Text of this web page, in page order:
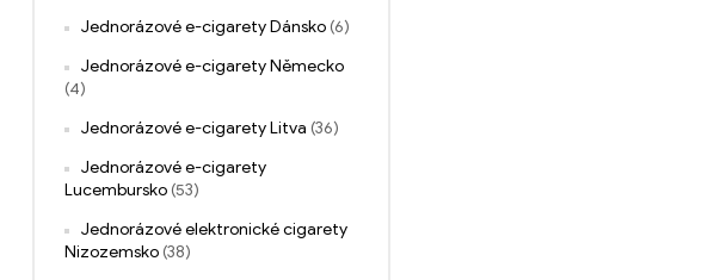
Jednorázové e-cigarety Dánsko (6)
Jednorázové e-cigarety Německo
(4)
Jednorázové e-cigarety Litva (36)
Jednorázové e-cigarety
Lucembursko (53)
Jednorázové elektronické cigarety
Nizozemsko (38)